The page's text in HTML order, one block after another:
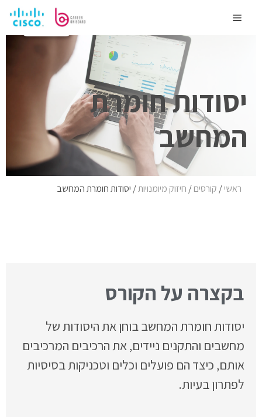
לתוכןMenu
יסודות חומרת
המחשב
לימוד עצמי
ראשי/ קורסים/ חיזוק מיומנויות/ יסודות חומרת המחשב
בקצרה על הקורס
יסודות חומרת המחשב בוחן את היסודות של
מחשבים והתקנים ניידים, את הרכיבים המרכיבים
אותם, כיצד הם פועלים וכלים וטכניקות בסיסיות
לפתרון בעיות.